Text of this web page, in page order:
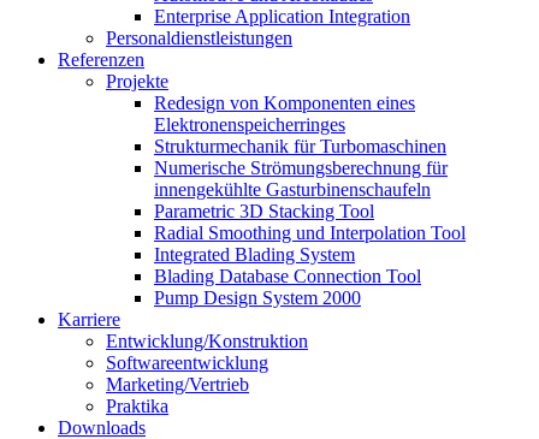
Enterprise Application Integration
Personaldienstleistungen
Referenzen
Projekte
Redesign von Komponenten eines
Elektronenspeicherringes
Strukturmechanik für Turbomaschinen
Numerische Strömungsberechnung für
innengekühlte Gasturbinenschaufeln
Parametric 3D Stacking Tool
Radial Smoothing und Interpolation Tool
Integrated Blading System
Blading Database Connection Tool
Pump Design System 2000
Karriere
Entwicklung/Konstruktion
Softwareentwicklung
Marketing/Vertrieb
Praktika
Downloads